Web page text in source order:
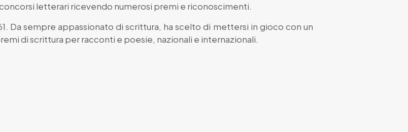
letterari ricevendo numerosi premi e riconoscimenti.
Da sempre appassionato di scrittura, ha scelto di mettersi in gioco con un
di scrittura per racconti e poesie, nazionali e internazionali.